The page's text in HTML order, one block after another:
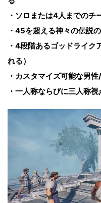
・ソロまたは4人までのチ
・45を超える神々の伝説
・4段階あるゴッドライク
れる）
・カスタマイズ可能な男
・一人称ならびに三人称